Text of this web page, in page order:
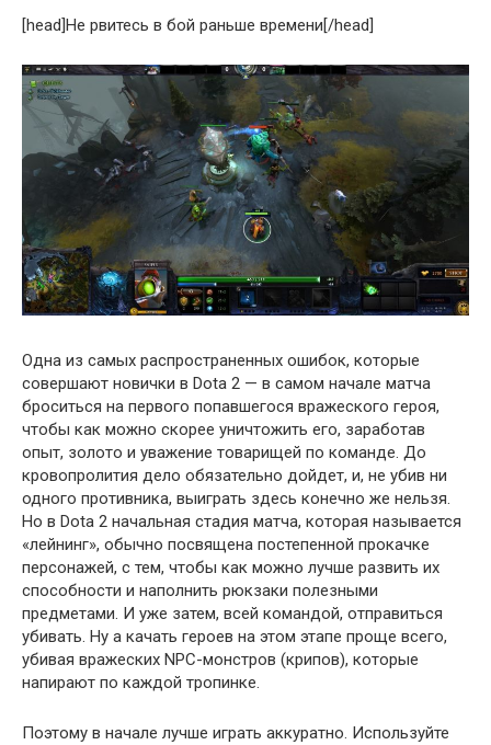
[head]Не рвитесь в бой раньше времени[/head]
Одна из самых распространенных ошибок, которые
совершают новички в Dota 2 — в самом начале матча
броситься на первого попавшегося вражеского героя,
чтобы как можно скорее уничтожить его, заработав
опыт, золото и уважение товарищей по команде. До
кровопролития дело обязательно дойдет, и, не убив ни
одного противника, выиграть здесь конечно же нельзя.
Но в Dota 2 начальная стадия матча, которая называется
«лейнинг», обычно посвящена постепенной прокачке
персонажей, с тем, чтобы как можно лучше развить их
способности и наполнить рюкзаки полезными
предметами. И уже затем, всей командой, отправиться
убивать. Ну а качать героев на этом этапе проще всего,
убивая вражеских NPC-монстров (крипов), которые
напирают по каждой тропинке.
Поэтому в начале лучше играть аккуратно. Используйте